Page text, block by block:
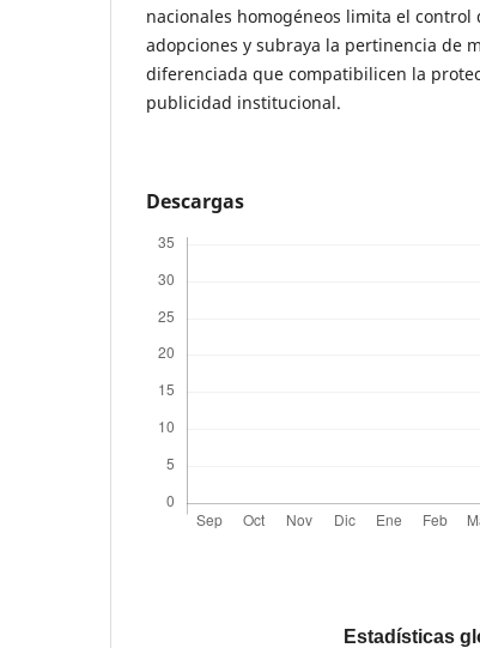
nacionales homogéneos limita el
adopciones y subraya la pertinencia de
diferenciada que compatibilicen la
publicidad institucional.
Descargas
Estadísticas